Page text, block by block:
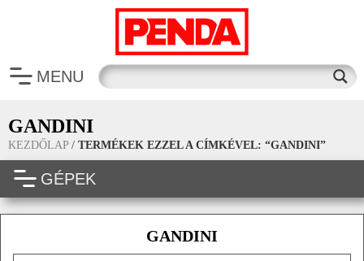
MENU
GANDINI
KEZDŐLAP / TERMÉKEK EZZEL A CÍMKÉVEL: “GANDINI”
GÉPEK
GANDINI